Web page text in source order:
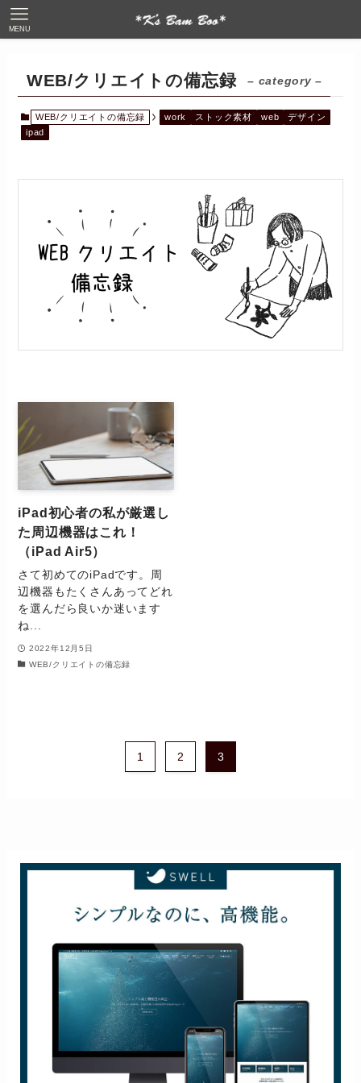
MENU
WEB/クリエイトの備忘録 – category –
WEB/クリエイトの備忘録 work ストック素材 web
デザイン
ipad
iPad初心者の私が厳選し
た周辺機器はこれ！
（iPad Air5）
さて初めてのiPadです。周
辺機器もたくさんあってどれ
を選んだら良いか迷います
ね...
2022年12月5日
WEB/クリエイトの備忘録
1 2 3